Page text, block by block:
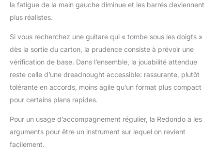
la fatigue de la main gauche diminue et les barrés deviennent
plus réalistes.
Si vous recherchez une guitare qui « tombe sous les doigts »
dès la sortie du carton, la prudence consiste à prévoir une
vérification de base. Dans l’ensemble, la jouabilité attendue
reste celle d’une dreadnought accessible: rassurante, plutôt
tolérante en accords, moins agile qu’un format plus compact
pour certains plans rapides.
Pour un usage d’accompagnement régulier, la Redondo a les
arguments pour être un instrument sur lequel on revient
facilement.